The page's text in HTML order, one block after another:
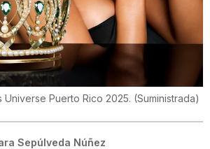
Universe Puerto Rico 2025. (Suministrada)
Sepúlveda Núñez